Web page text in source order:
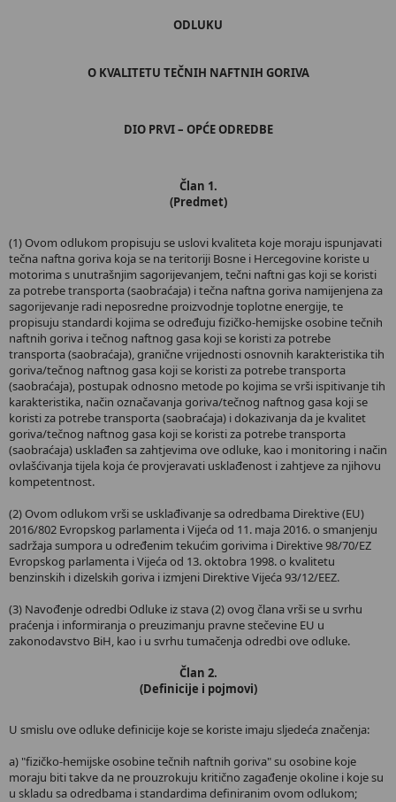
ODLUKU
O KVALITETU TEČNIH NAFTNIH GORIVA
DIO PRVI – OPĆE ODREDBE
Član 1.
(Predmet)
(1) Ovom odlukom propisuju se uslovi kvaliteta koje moraju ispunjavati
tečna naftna goriva koja se na teritoriji Bosne i Hercegovine koriste u
motorima s unutrašnjim sagorijevanjem, tečni naftni gas koji se koristi
za potrebe transporta (saobraćaja) i tečna naftna goriva namijenjena za
sagorijevanje radi neposredne proizvodnje toplotne energije, te
propisuju standardi kojima se određuju fizičko-hemijske osobine tečnih
naftnih goriva i tečnog naftnog gasa koji se koristi za potrebe
transporta (saobraćaja), granične vrijednosti osnovnih karakteristika tih
goriva/tečnog naftnog gasa koji se koristi za potrebe transporta
(saobraćaja), postupak odnosno metode po kojima se vrši ispitivanje tih
karakteristika, način označavanja goriva/tečnog naftnog gasa koji se
koristi za potrebe transporta (saobraćaja) i dokazivanja da je kvalitet
goriva/tečnog naftnog gasa koji se koristi za potrebe transporta
(saobraćaja) usklađen sa zahtjevima ove odluke, kao i monitoring i način
ovlašćivanja tijela koja će provjeravati usklađenost i zahtjeve za njihovu
kompetentnost.
(2) Ovom odlukom vrši se usklađivanje sa odredbama Direktive (EU)
2016/802 Evropskog parlamenta i Vijeća od 11. maja 2016. o smanjenju
sadržaja sumpora u određenim tekućim gorivima i Direktive 98/70/EZ
Evropskog parlamenta i Vijeća od 13. oktobra 1998. o kvalitetu
benzinskih i dizelskih goriva i izmjeni Direktive Vijeća 93/12/EEZ.
(3) Navođenje odredbi Odluke iz stava (2) ovog člana vrši se u svrhu
praćenja i informiranja o preuzimanju pravne stečevine EU u
zakonodavstvo BiH, kao i u svrhu tumačenja odredbi ove odluke.
Član 2.
(Definicije i pojmovi)
U smislu ove odluke definicije koje se koriste imaju sljedeća značenja:
a) "fizičko-hemijske osobine tečnih naftnih goriva" su osobine koje
moraju biti takve da ne prouzrokuju kritično zagađenje okoline i koje su
u skladu sa odredbama i standardima definiranim ovom odlukom;